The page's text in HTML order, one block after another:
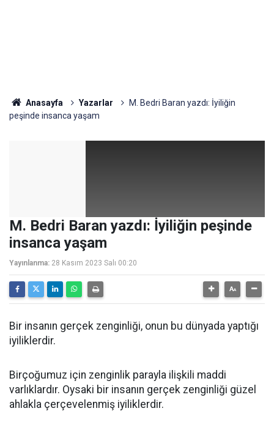
Anasayfa Yazarlar
M. Bedri Baran yazdı: İyiliğin
peşinde insanca yaşam
M. Bedri Baran yazdı: İyiliğin peşinde
insanca yaşam
Yayınlanma: 28 Kasım 2023 Salı 00:20
Bir insanın gerçek zenginliği, onun bu dünyada yaptığı
iyiliklerdir.
Birçoğumuz için zenginlik parayla ilişkili maddi
varlıklardır. Oysaki bir insanın gerçek zenginliği güzel
ahlakla çerçevelenmiş iyiliklerdir.